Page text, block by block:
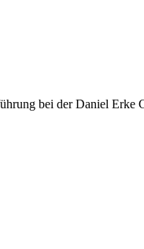
bei der Daniel